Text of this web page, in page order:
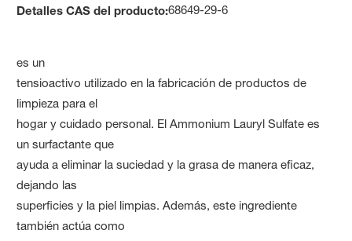
Detalles CAS del producto:68649-29-6
es un
tensioactivo utilizado en la fabricación de productos de
limpieza para el
hogar y cuidado personal. El Ammonium Lauryl Sulfate es
un surfactante que
ayuda a eliminar la suciedad y la grasa de manera eficaz,
dejando las
superficies y la piel limpias. Además, este ingrediente
también actúa como